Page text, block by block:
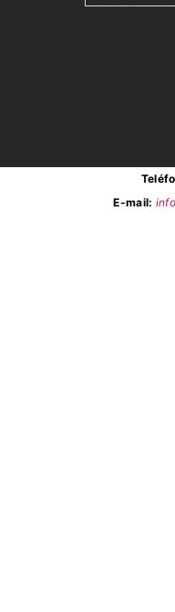
E-mail: